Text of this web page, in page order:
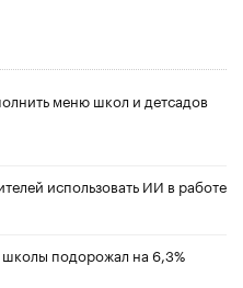
меню школ и детсадов
использовать ИИ в работе
подорожал на 6,3%